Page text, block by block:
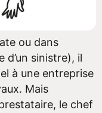
ou dans
d’un sinistre), il
à une entreprise
Mais
le chef